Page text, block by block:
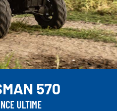
570
ULTIME